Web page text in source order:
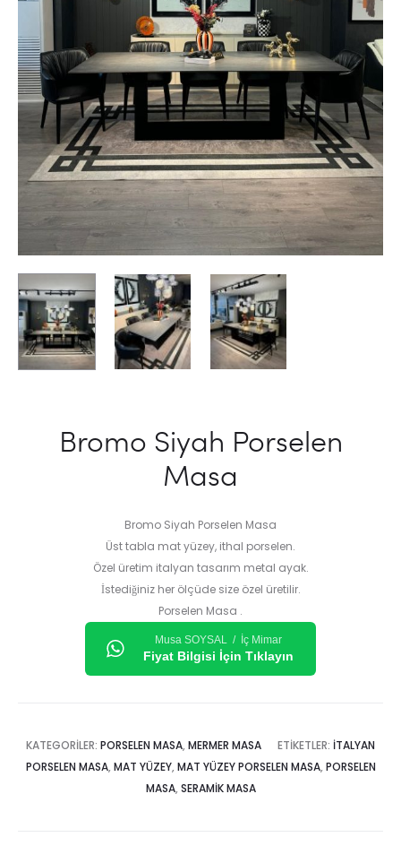
Bromo Siyah Porselen
Masa
Bromo Siyah Porselen Masa
Üst tabla mat yüzey, ithal porselen.
Özel üretim italyan tasarım metal ayak.
İstediğiniz her ölçüde size özel üretilir.
Porselen Masa .
Musa SOYSAL / İç Mimar
Fiyat Bilgisi İçin Tıklayın
KATEGORILER: PORSELEN MASA, MERMER MASA ETIKETLER: ITALYAN
PORSELEN MASA, MAT YÜZEY, MAT YÜZEY PORSELEN MASA, PORSELEN
MASA, SERAMIK MASA